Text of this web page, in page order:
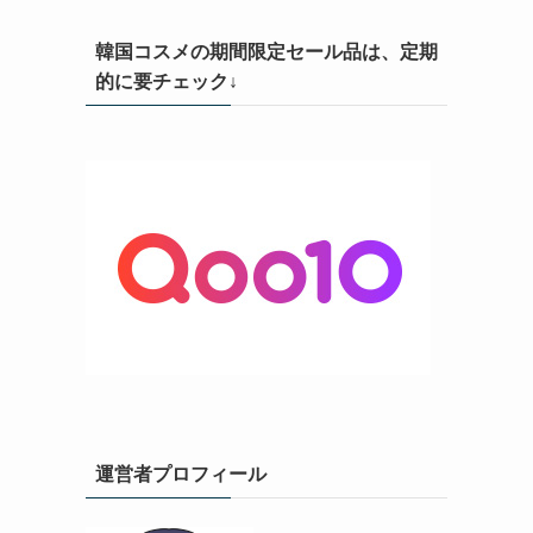
韓国コスメの期間限定セール品は、定期
的に要チェック↓
運営者プロフィール